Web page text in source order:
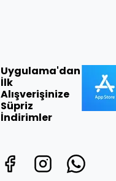
Uygulama'dan
İlk
Alışverişinize
Süpriz
İndirimler